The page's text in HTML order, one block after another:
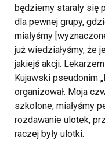
będziemy starały się
dla pewnej grupy,
miałyśmy
już wiedziałyśmy, że
jakiejś akcji.
Kujawski pseudonim
organizował. Moja
szkolone, miałyśmy
rozdawanie ulotek,
raczej były ulotki.